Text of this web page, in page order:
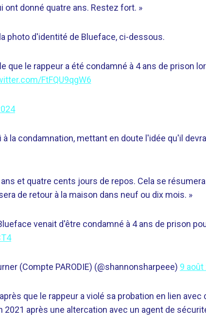
ont donné quatre ans. Restez fort. »
photo d'identité de Blueface, ci-dessous.
que le rappeur a été condamné à 4 ans de prison
FtFQU9qgW6
à la condamnation, mettant en doute l'idée qu'il
ans et quatre cents jours de repos. Cela se
de retour à la maison dans neuf ou dix mois. »
venait d'être condamné à 4 ans de prison
(Compte PARODIE) (@shannonsharpeee) 9 août
que le rappeur a violé sa probation en lien
2021 après une altercation avec un agent de